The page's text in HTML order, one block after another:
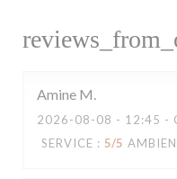
Amine M
2026-08-08 - 12:45 -
SERVICE : 5/5